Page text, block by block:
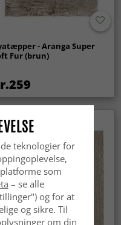
- Aranga Super
Fur (brun)
teknologier for
som
– se alle
og for at
og sikre. Til
om din